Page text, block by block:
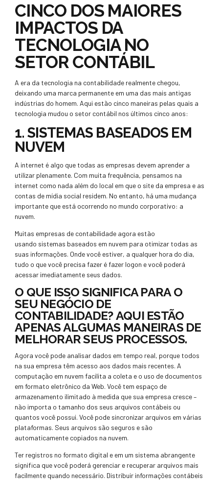
CINCO DOS MAIORES
IMPACTOS DA
TECNOLOGIA NO
SETOR CONTÁBIL
A era da tecnologia na contabilidade realmente chegou,
deixando uma marca permanente em uma das mais antigas
indústrias do homem. Aqui estão cinco maneiras pelas quais a
tecnologia mudou o setor contábil nos últimos cinco anos:
1. SISTEMAS BASEADOS EM
NUVEM
A internet é algo que todas as empresas devem aprender a
utilizar plenamente. Com muita frequência, pensamos na
internet como nada além do local em que o site da empresa e as
contas de mídia social residem. No entanto, há uma mudança
importante que está ocorrendo no mundo corporativo: a
nuvem.
Muitas empresas de contabilidade agora estão
usando sistemas baseados em nuvem para otimizar todas as
suas informações. Onde você estiver, a qualquer hora do dia,
tudo o que você precisa fazer é fazer logon e você poderá
acessar imediatamente seus dados.
O QUE ISSO SIGNIFICA PARA O
SEU NEGÓCIO DE
CONTABILIDADE? AQUI ESTÃO
APENAS ALGUMAS MANEIRAS DE
MELHORAR SEUS PROCESSOS.
Agora você pode analisar dados em tempo real, porque todos
na sua empresa têm acesso aos dados mais recentes. A
computação em nuvem facilita a coleta e o uso de documentos
em formato eletrônico da Web. Você tem espaço de
armazenamento ilimitado à medida que sua empresa cresce –
não importa o tamanho dos seus arquivos contábeis ou
quantos você possui. Você pode sincronizar arquivos em várias
plataformas. Seus arquivos são seguros e são
automaticamente copiados na nuvem.
Ter registros no formato digital e em um sistema abrangente
significa que você poderá gerenciar e recuperar arquivos mais
facilmente quando necessário. Distribuir informações contábeis